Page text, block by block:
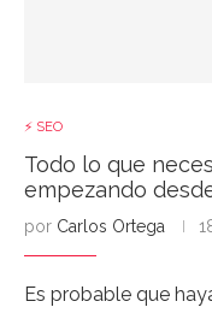
⚡ SEO
Todo lo que
empezando
por Carlos Ortega
Es probable que